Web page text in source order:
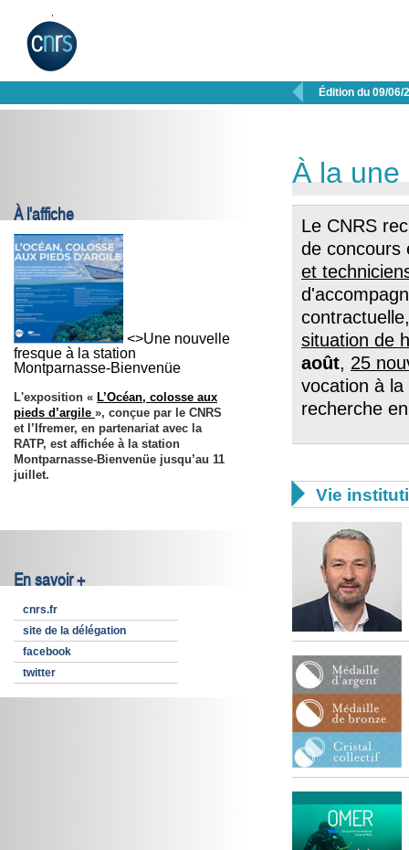
 Édition du 09/06/
À l'affiche
<>Une nouvelle
fresque à la station
Montparnasse-Bienvenüe
L'exposition « L’Océan, colosse aux
pieds d’argile », conçue par le CNRS
et l’Ifremer, en partenariat avec la
RATP, est affichée à la station
Montparnasse-Bienvenüe jusqu’au 11
juillet.
En savoir +
cnrs.fr
site de la délégation
facebook
twitter
À la une
Le CNRS
de
et
situation de
août, 25
vocation à
recherche
 Vie